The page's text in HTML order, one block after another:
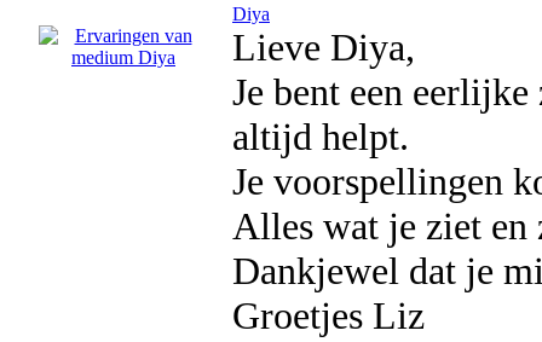
Diya
Lieve Diya,
Je bent een
altijd helpt.
Je voorspellingen
Alles wat je ziet en
Dankjewel dat je
Groetjes Liz